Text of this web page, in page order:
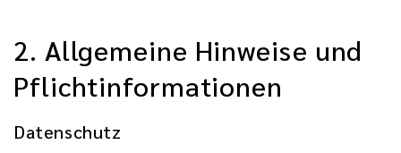
2. Allgemeine Hinweise und
Pflichtinformationen
Datenschutz